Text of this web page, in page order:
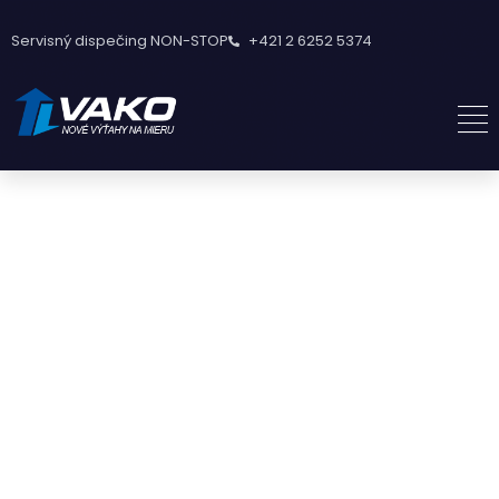
Servisný dispečing NON-STOP +421 2 6252 5374